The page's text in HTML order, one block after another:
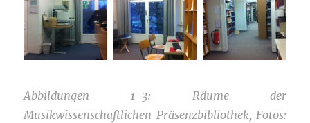
Abbildungen 1-3: Räume der
Musikwissenschaftlichen Präsenzbibliothek, Fotos: